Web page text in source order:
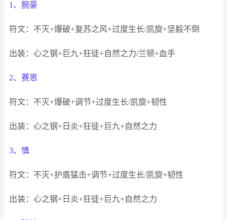
1、腕豪
符文：不灭+爆破+复苏之风+过度生长/凯旋+坚毅不倒
出装：心之钢+巨九+狂徒+自然之力/兰顿+血手
2、赛恩
符文：不灭+爆破+调节+过度生长/凯旋+韧性
出装：心之钢+日炎+狂徒+巨九+自然之力
3、慎
符文：不灭+护盾猛击+调节+过度生长/凯旋+韧性
出装：心之钢+日炎+狂徒+巨九+自然之力